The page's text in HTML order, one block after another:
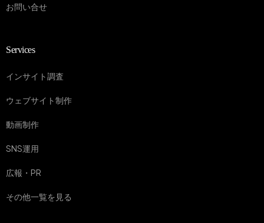
お問い合せ
Services
インサイト調査
ウェブサイト制作
動画制作
SNS運用
広報・PR
その他一覧を見る